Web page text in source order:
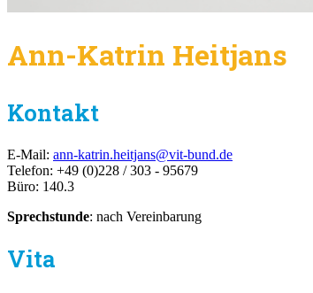
Ann-Katrin Heitjans
Kontakt
E-Mail: ann-katrin.heitjans@vit-bund.de
Telefon: +49 (0)228 / 303 - 95679
Büro: 140.3
Sprechstunde: nach Vereinbarung
Vita